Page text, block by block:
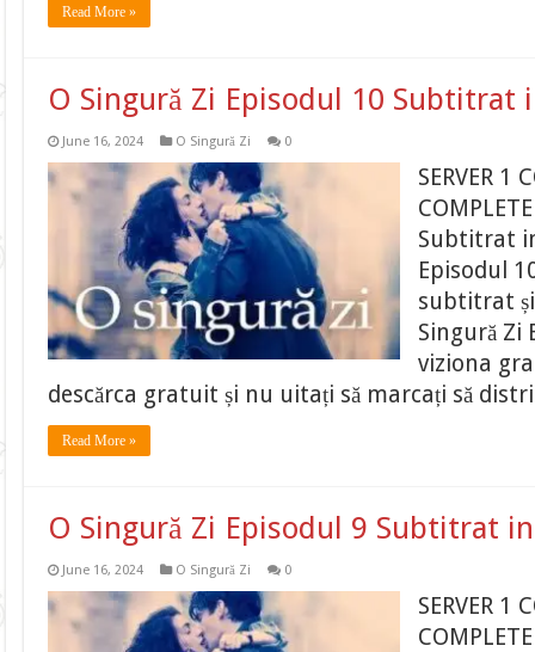
Read More »
O Singură Zi Episodul 10 Subtitrat
June 16, 2024 O Singură Zi 0
SERVER 1
Subtitrat
Episodul
subtitrat
Singură Zi
viziona
descărca gratuit și nu uitați să marcați să
Read More »
O Singură Zi Episodul 9 Subtitrat
June 16, 2024 O Singură Zi 0
SERVER 1